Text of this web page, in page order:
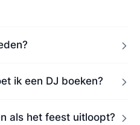
ik een DJ boeken?
als het feest uitloopt?